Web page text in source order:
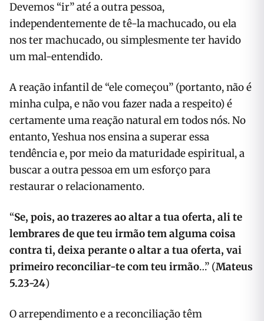
Devemos “ir” até a outra pessoa,
independentemente de tê-la machucado, ou ela
nos ter machucado, ou simplesmente ter havido
um mal-entendido.
A reação infantil de “ele começou” (portanto, não é
minha culpa, e não vou fazer nada a respeito) é
certamente uma reação natural em todos nós. No
entanto, Yeshua nos ensina a superar essa
tendência e, por meio da maturidade espiritual, a
buscar a outra pessoa em um esforço para
restaurar o relacionamento.
“Se, pois, ao trazeres ao altar a tua oferta, ali te
lembrares de que teu irmão tem alguma coisa
contra ti, deixa perante o altar a tua oferta, vai
primeiro reconciliar-te com teu irmão…” (Mateus
5.23-24)
O arrependimento e a reconciliação têm